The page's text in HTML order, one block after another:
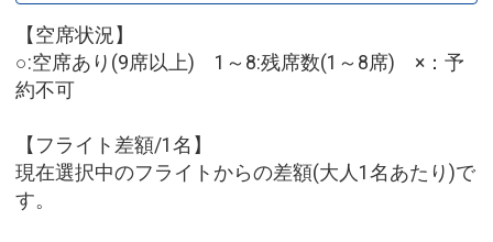
【空席状況】
○:空席あり(9席以上) 1～8:残席数(1～8席) ×：予
約不可
【フライト差額/1名】
現在選択中のフライトからの差額(大人1名あたり)で
す。